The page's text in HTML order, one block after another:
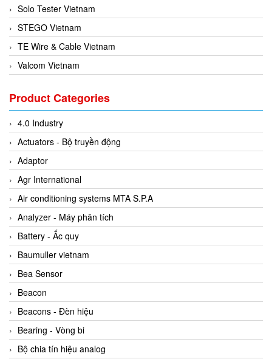
Solo Tester Vietnam
STEGO Vietnam
TE Wire & Cable Vietnam
Valcom Vietnam
3CTEST Vietnam
4B VietNam Vietnam
ABB Vietnam
AC Infinity Vietnam
AC&E Telecommunications
AC&T Vietnam
Accepta Vietnam
ACCUMAC Vietnam
AccuWeb Vietnam
Acey
ACOEM Vietnam
ADCA Vietnam
ADFweb Vietnam
Adler Vietnam
Product Categories
4.0 Industry
Actuators - Bộ truyền động
Adaptor
Agr International
Air conditioning systems MTA S.P.A
Analyzer - Máy phân tích
Battery - Ắc quy
Baumuller vietnam
Bea Sensor
Beacon
Beacons - Đèn hiệu
Bearing - Vòng bi
Bộ chia tín hiệu analog